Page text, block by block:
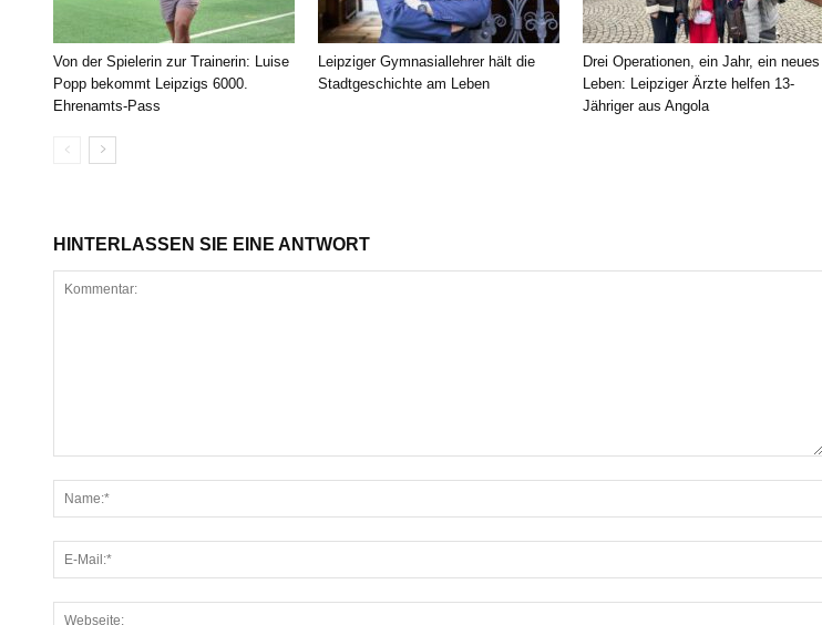
Von der Spielerin zur Trainerin: Luise
Popp bekommt Leipzigs 6000.
Ehrenamts-Pass
Leipziger Gymnasiallehrer hält die
Stadtgeschichte am Leben
Drei Operationen, ein Jahr, ein neues
Leben: Leipziger Ärzte helfen 13-
Jähriger aus Angola
HINTERLASSEN SIE EINE ANTWORT